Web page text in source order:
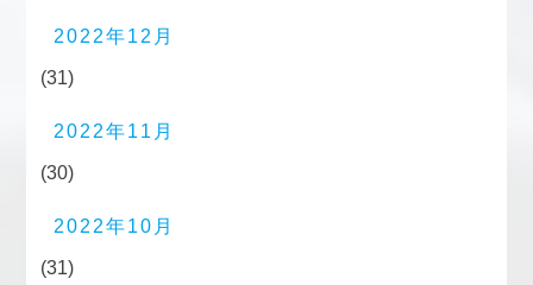
2022年12月
(31)
2022年11月
(30)
2022年10月
(31)